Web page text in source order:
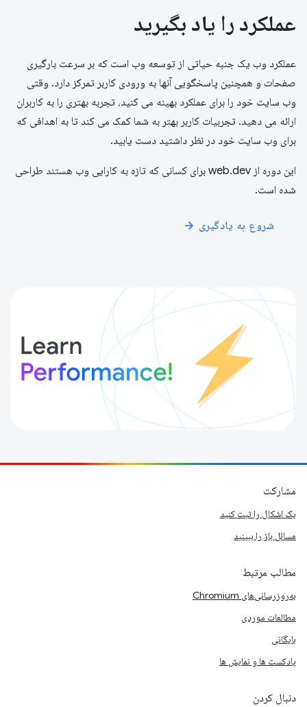
عملکرد را یاد بگیرید
عملکرد وب یک جنبه حیاتی از توسعه وب است که بر سرعت بارگیری
صفحات و همچنین پاسخگویی آنها به ورودی کاربر تمرکز دارد. وقتی
وب سایت خود را برای عملکرد بهینه می کنید، تجربه بهتری را به کاربران
ارائه می دهید. تجربیات کاربر بهتر به شما کمک می کند تا به اهدافی که
برای وب سایت خود در نظر داشتید دست یابید.
این دوره از web.dev برای کسانی که تازه به کارایی وب هستند طراحی
شده است.
شروع به یادگیری arrow_forward
مشارکت
یک اشکال را ثبت کنید
مسائل باز را ببینید
مطالب مرتبط
به‌روزرسانی‌های Chromium
مطالعات موردی
بایگانی
پادکست ها و نمایش ها
دنبال کردن